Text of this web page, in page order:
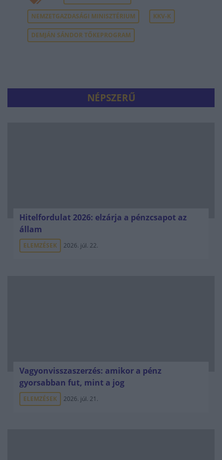
NEMZETGAZDASÁGI MINISZTÉRIUM KKV-K
DEMJÁN SÁNDOR TŐKEPROGRAM
NÉPSZERŰ
Hitelfordulat 2026: elzárja a pénzcsapot az
állam
ELEMZÉSEK 2026. júl. 22.
Vagyonvisszaszerzés: amikor a pénz
gyorsabban fut, mint a jog
ELEMZÉSEK 2026. júl. 21.